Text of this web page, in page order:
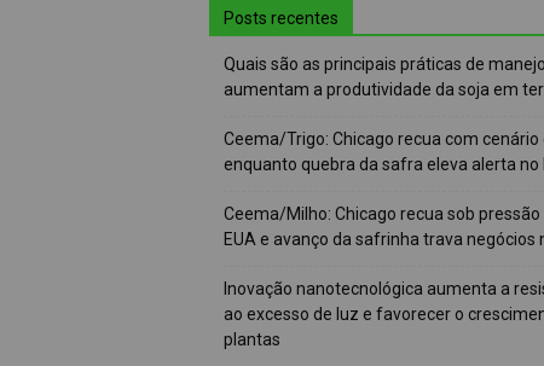
Posts recentes
Quais são as principais práticas de
aumentam a produtividade da soja em
Ceema/Trigo: Chicago recua com cenário
enquanto quebra da safra eleva alerta no
Ceema/Milho: Chicago recua sob pressão
EUA e avanço da safrinha trava negócios
Inovação nanotecnológica aumenta a
ao excesso de luz e favorecer o
plantas